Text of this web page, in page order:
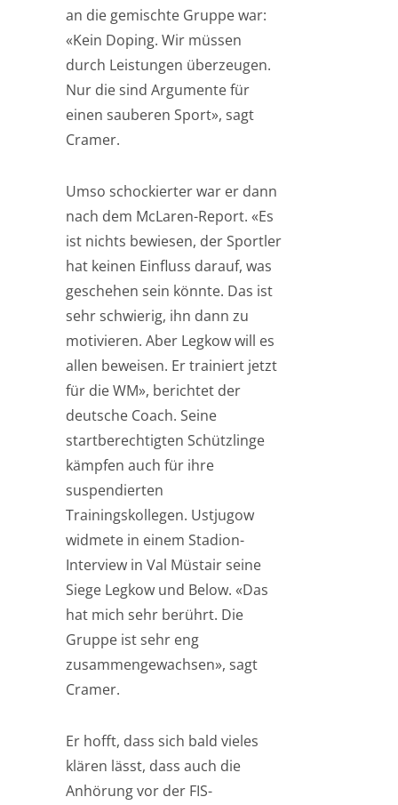
an die gemischte Gruppe war:
«Kein Doping. Wir müssen
durch Leistungen überzeugen.
Nur die sind Argumente für
einen sauberen Sport», sagt
Cramer.
Umso schockierter war er dann
nach dem McLaren-Report. «Es
ist nichts bewiesen, der Sportler
hat keinen Einfluss darauf, was
geschehen sein könnte. Das ist
sehr schwierig, ihn dann zu
motivieren. Aber Legkow will es
allen beweisen. Er trainiert jetzt
für die WM», berichtet der
deutsche Coach. Seine
startberechtigten Schützlinge
kämpfen auch für ihre
suspendierten
Trainingskollegen. Ustjugow
widmete in einem Stadion-
Interview in Val Müstair seine
Siege Legkow und Below. «Das
hat mich sehr berührt. Die
Gruppe ist sehr eng
zusammengewachsen», sagt
Cramer.
Er hofft, dass sich bald vieles
klären lässt, dass auch die
Anhörung vor der FIS-